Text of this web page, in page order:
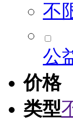
不
公
价格
类型